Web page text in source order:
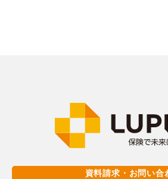
資料請求・お問い合